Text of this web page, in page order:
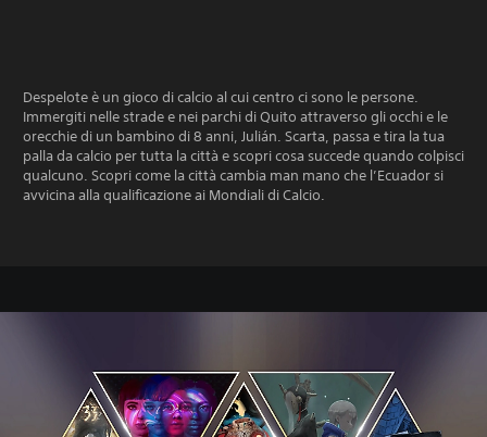
Despelote è un gioco di calcio al cui centro ci sono le persone.
Immergiti nelle strade e nei parchi di Quito attraverso gli occhi e le
orecchie di un bambino di 8 anni, Julián. Scarta, passa e tira la tua
palla da calcio per tutta la città e scopri cosa succede quando colpisci
qualcuno. Scopri come la città cambia man mano che l’Ecuador si
avvicina alla qualificazione ai Mondiali di Calcio.